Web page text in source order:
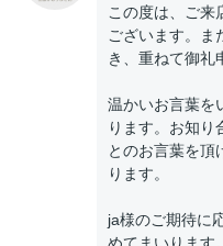
この度は、ご来
ございます。ま
き、重ねて御礼
温かいお言葉を
ります。お知り
とのお言葉を頂
ります。
ja様のご期待に